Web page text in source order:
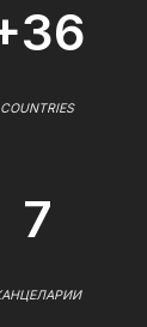
COUNTRIES
7